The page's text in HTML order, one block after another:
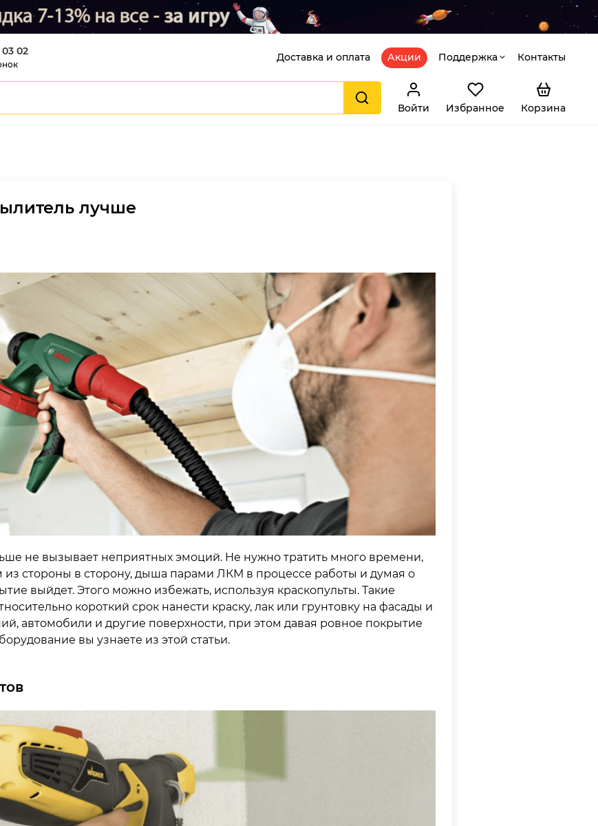
03 02 Доставка и оплата Акции Поддержка Контакты
Войти Избранное Корзина
лучше
не вызывает неприятных эмоций. Не нужно тратить много времени,
из стороны в сторону, дыша парами ЛКМ в процессе работы и думая о
выйдет. Этого можно избежать, используя краскопульты. Такие
короткий срок нанести краску, лак или грунтовку на фасады и
автомобили и другие поверхности, при этом давая ровное покрытие
вы узнаете из этой статьи.